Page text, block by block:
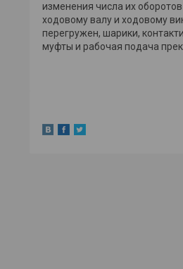
изменения числа их
ходовому валу и ходовому
перегружен, шарики,
муфты и рабочая подача